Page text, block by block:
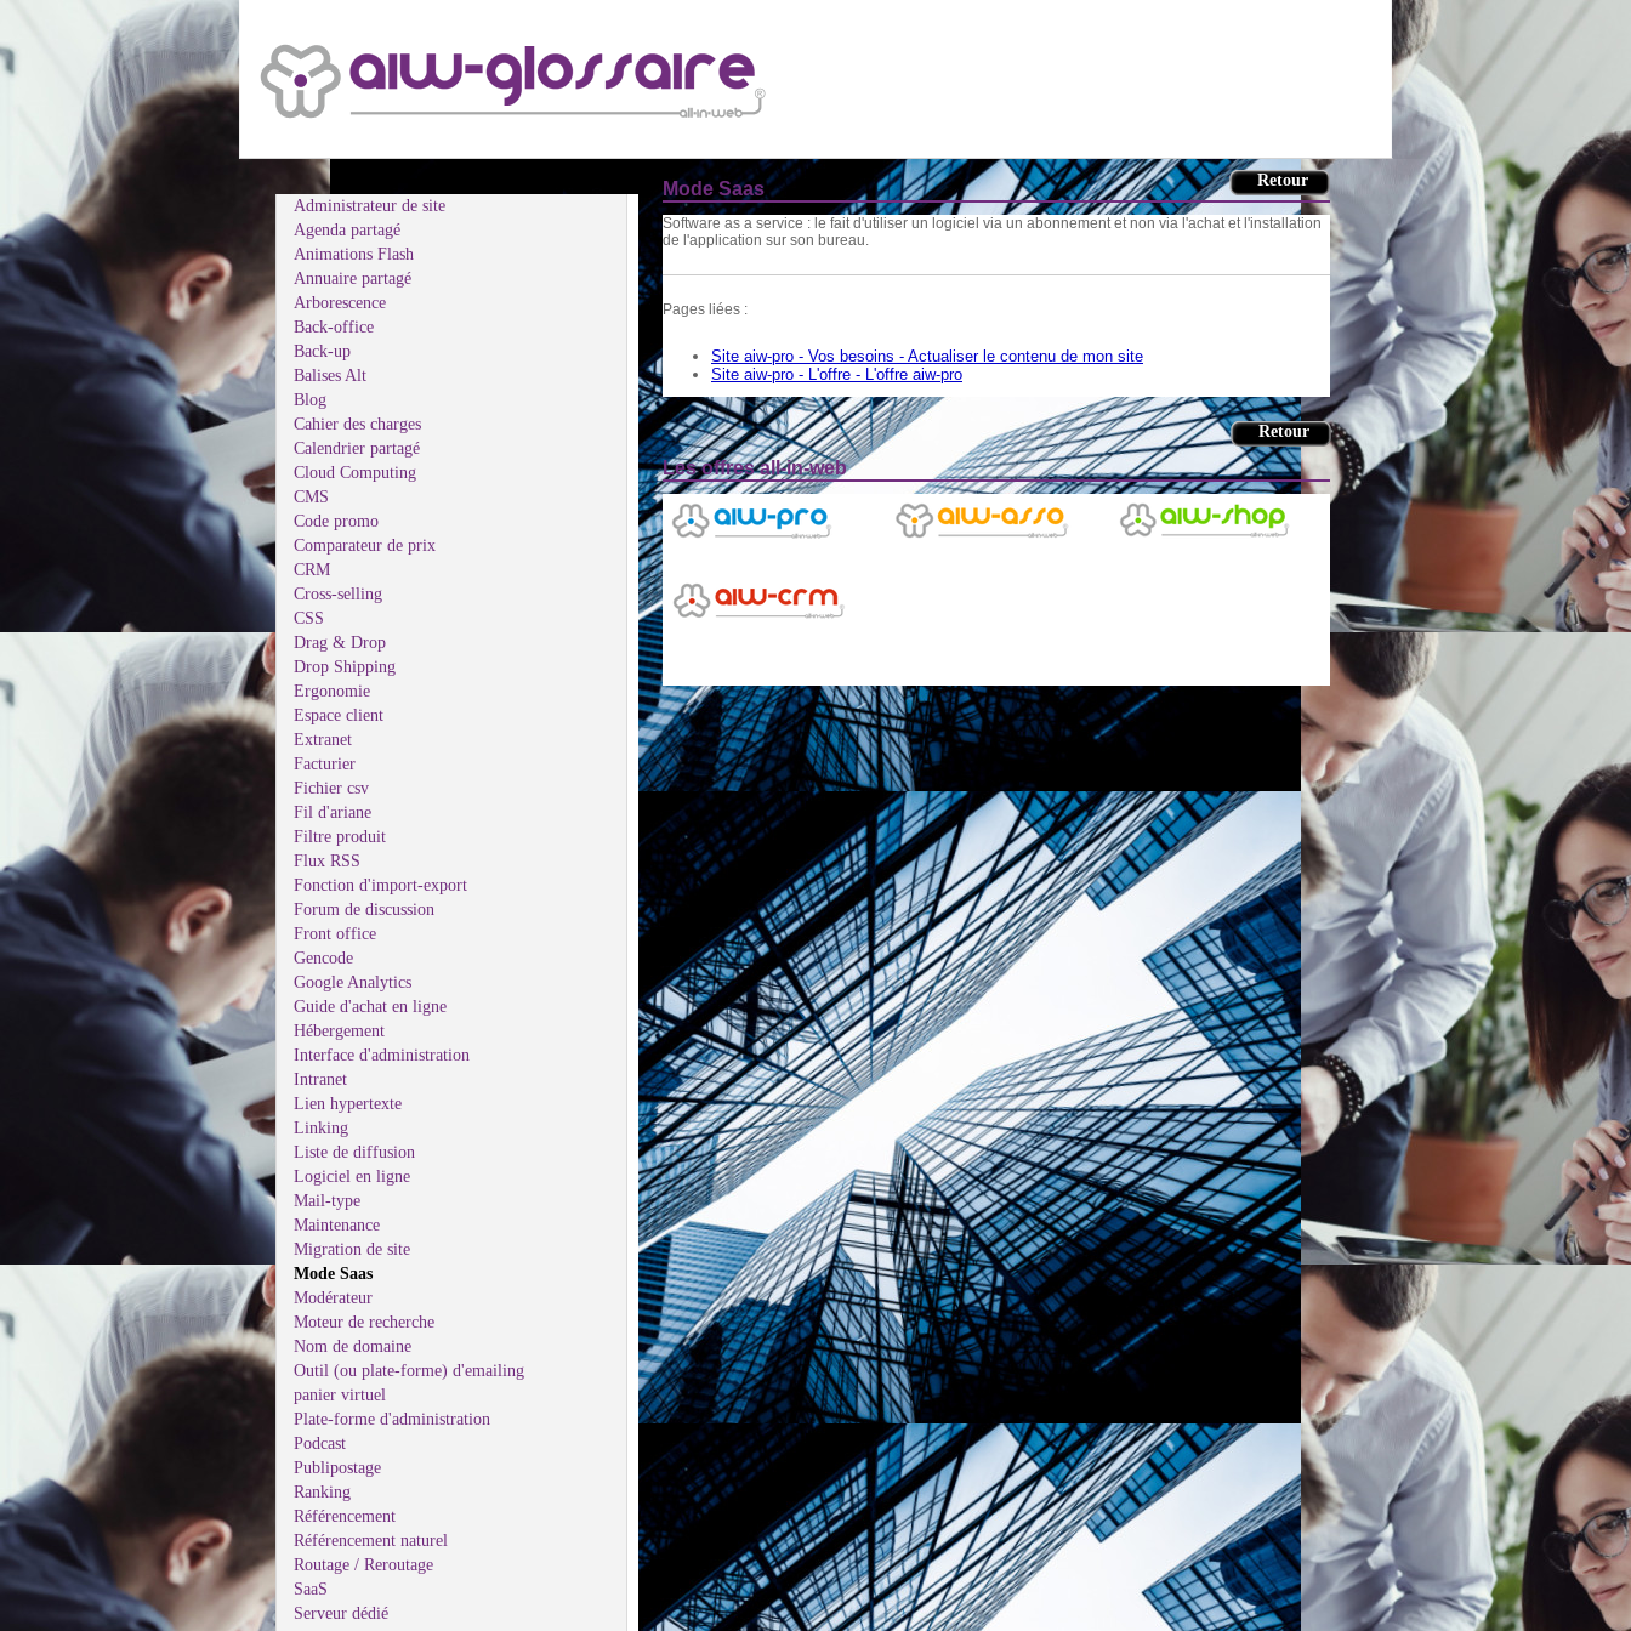
Administrateur de site
Agenda partagé
Animations Flash
Annuaire partagé
Arborescence
Back-office
Back-up
Balises Alt
Blog
Cahier des charges
Calendrier partagé
Cloud Computing
CMS
Code promo
Comparateur de prix
CRM
Cross-selling
CSS
Drag & Drop
Drop Shipping
Ergonomie
Espace client
Extranet
Facturier
Fichier csv
Fil d'ariane
Filtre produit
Flux RSS
Fonction d'import-export
Forum de discussion
Front office
Gencode
Google Analytics
Guide d'achat en ligne
Hébergement
Interface d'administration
Intranet
Lien hypertexte
Linking
Liste de diffusion
Logiciel en ligne
Mail-type
Maintenance
Migration de site
Mode Saas
Modérateur
Moteur de recherche
Nom de domaine
Outil (ou plate-forme) d'emailing
panier virtuel
Plate-forme d'administration
Podcast
Publipostage
Ranking
Référencement
Référencement naturel
Routage / Reroutage
SaaS
Serveur dédié
Mode Saas
Software as a service : le fait d'utiliser un logiciel via un abonnement et non via l'achat et l'installation
de l'application sur son bureau.
Pages liées :
Site aiw-pro - Vos besoins - Actualiser le contenu de mon site
Site aiw-pro - L'offre - L'offre aiw-pro
Les offres all-in-web